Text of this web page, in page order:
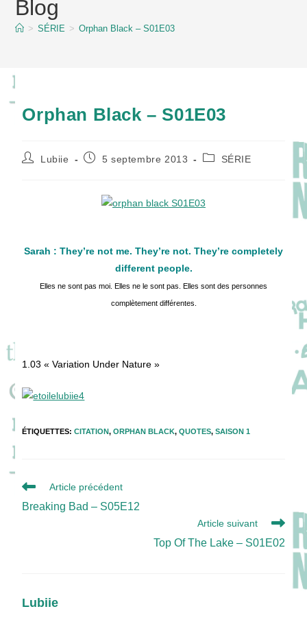
contentBlog
> SÉRIE > Orphan Black – S01E03
Orphan Black – S01E03
Auteur/autrice
Lubiie
Publication
5 septembre 2013
PostSÉRIE
Sarah : They’re not me. They’re not. They’re completely
different people.
Elles ne sont pas moi. Elles ne le sont pas. Elles sont des personnes
complètement différentes.
1.03 « Variation Under Nature »
ÉTIQUETTES:CITATION, ORPHAN BLACK, QUOTES, SAISON 1
Read
articles
Article précédent
Breaking Bad – S05E12
Article suivant
Top Of The Lake – S01E02
Lubiie